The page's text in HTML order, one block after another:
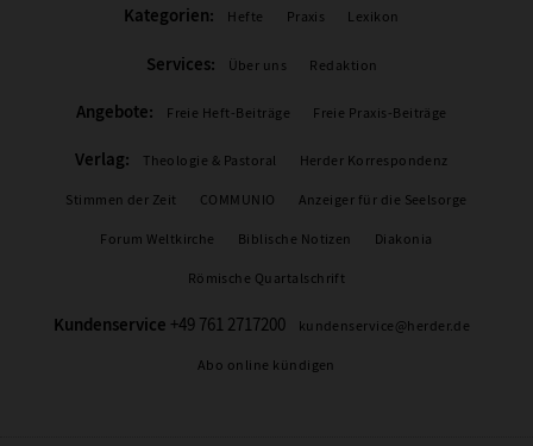
Kategorien: Hefte Praxis Lexikon
Services: Über uns Redaktion
Angebote: Freie Heft-Beiträge Freie Praxis-Beiträge
Verlag: Theologie & Pastoral Herder Korrespondenz
Stimmen der Zeit COMMUNIO Anzeiger für die Seelsorge
Forum Weltkirche Biblische Notizen Diakonia
Römische Quartalschrift
Kundenservice +49 761 2717200 kundenservice@herder.de
Abo online kündigen